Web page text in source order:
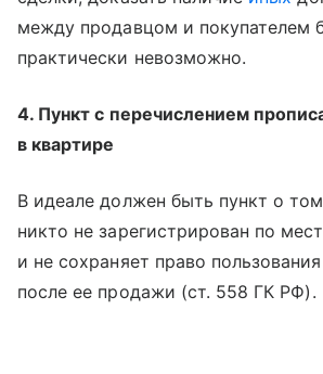
между продавцом и покупателем
практически невозможно.
4. Пункт с перечислением
в квартире
В идеале должен быть пункт о
никто не зарегистрирован по
и не сохраняет право
после ее продажи (ст. 558 ГК РФ).